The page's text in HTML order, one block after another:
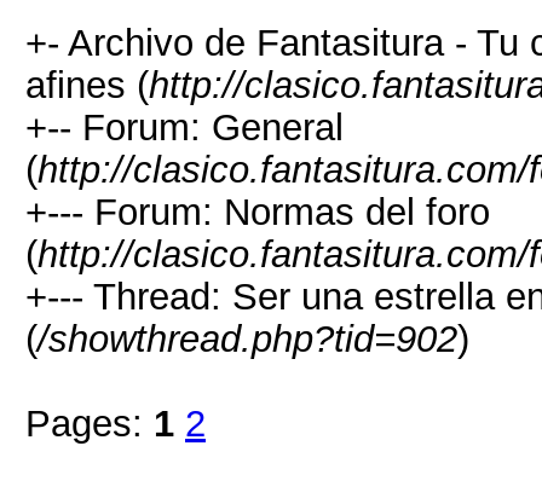
+- Archivo de Fantasitura -
afines (http://
+-- Forum: General
(http://clasico.fantasitura.com/
+--- Forum: Normas del foro
(http://clasico.fantasitura.com/
+--- Thread: Ser una estrella
(/showthread.php?tid=902)
Pages: 1 2